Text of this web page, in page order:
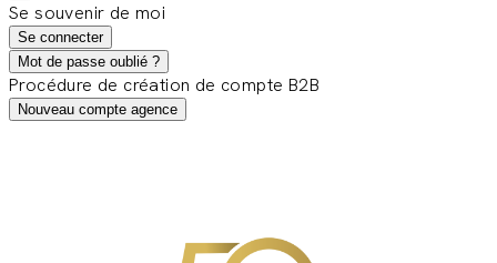
Se souvenir de moi
Se connecter
Mot de passe oublié ?
Procédure de création de compte B2B
Nouveau compte agence